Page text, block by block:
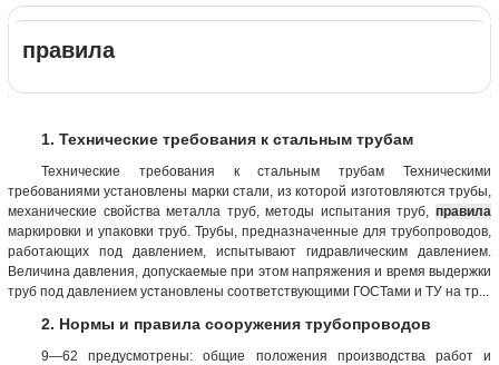
правила
1. Технические требования к стальным трубам
Технические требования к стальным трубам Техническими
требованиями установлены марки стали, из которой изготовляются трубы,
механические свойства металла труб, методы испытания труб, правила
маркировки и упаковки труб. Трубы, предназначенные для трубопроводов,
работающих под давлением, испытывают гидравлическим давлением.
Величина давления, допускаемые при этом напряжения и время выдержки
труб под давлением установлены соответствующими ГОСТами и ТУ на тр...
2. Нормы и правила сооружения трубопроводов
9—62 предусмотрены: общие положения производства работ и